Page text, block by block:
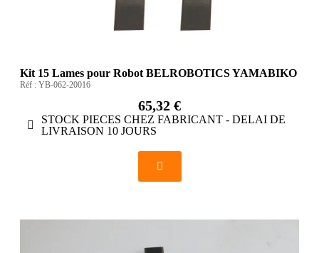
Kit 15 Lames pour Robot BELROBOTICS YAMABIKO
Réf : YB-062-20016
65,32 €
STOCK PIECES CHEZ FABRICANT - DELAI DE
LIVRAISON 10 JOURS